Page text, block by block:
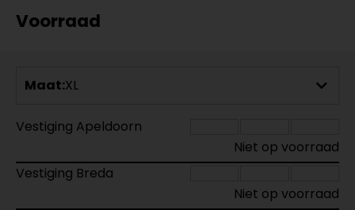
Voorraad
Maat:XL
Vestiging Apeldoorn
Niet op voorraad
Vestiging Breda
Niet op voorraad